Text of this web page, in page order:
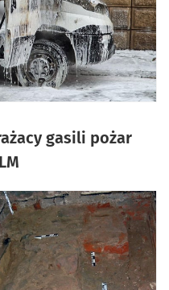
gasili pożar